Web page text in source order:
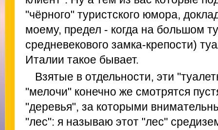
"чёрного" туристского юмора,
моему, предел - когда на большом
средневекового замка-крепости)
Италии такое бывает.
Взятые в отдельности, эти
"мелочи" конечно же смотрятся
"деревья", за которыми
"лес": я называю этот "лес"